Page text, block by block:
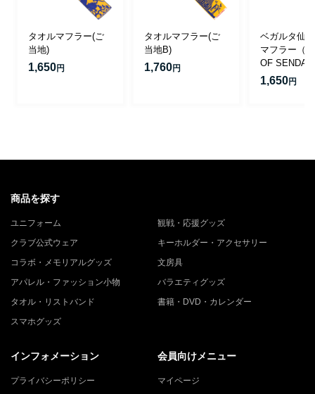
タオルマフラー(ご
当地)
1,650円
タオルマフラー(ご
当地B)
1,760円
ベガルタ仙
マフラー（
OF SENDAI
1,650円
商品を探す
ユニフォーム
観戦・応援グッズ
クラブ公式ウェア
キーホルダー・アクセサリー
コラボ・メモリアルグッズ
文房具
アパレル・ファッション小物
バラエティグッズ
タオル・リストバンド
書籍・DVD・カレンダー
スマホグッズ
インフォメーション
プライバシーポリシー
会員向けメニュー
マイページ